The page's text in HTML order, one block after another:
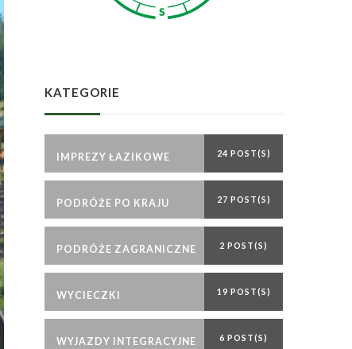
KATEGORIE
IMPREZY ŁAZIKOWE 24 POST(S)
PODRÓŻE PO KRAJU 27 POST(S)
PODRÓŻE ZAGRANICZNE 2 POST(S)
WYCIECZKI 19 POST(S)
WYJAZDY INTEGRACYJNE 6 POST(S)